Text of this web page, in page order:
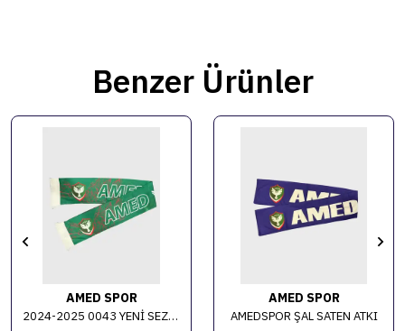
Benzer Ürünler
AMED SPOR
2024-2025 0043 YENİ SEZON ATKI
AMED SPOR
AMEDSPOR ŞAL SATEN ATKI